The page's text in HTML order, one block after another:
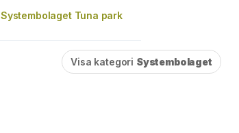
Systembolaget Tuna park
Visa kategori Systembolaget